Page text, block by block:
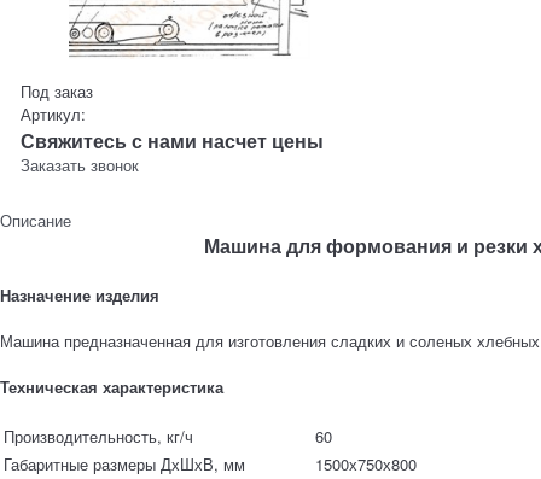
Под заказ
Артикул:
Свяжитесь с нами насчет цены
Заказать звонок
Описание
Машина для формования и резки
Назначение изделия
Машина предназначенная для изготовления сладких и соленых
Техническая характеристика
Производительность, кг/ч
60
Габаритные размеры ДхШхВ, мм
1500х750х800